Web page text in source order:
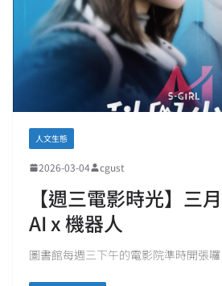
人文生態
2026-03-04 cgust
【週三電影時光】三
AI x 機器人
圖書館每週三下午的電影院準時開張